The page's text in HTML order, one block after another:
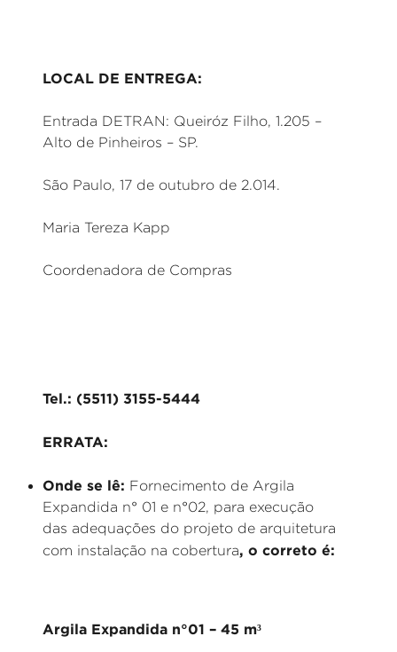
LOCAL DE ENTREGA:
Entrada DETRAN: Queiróz Filho, 1.205 –
Alto de Pinheiros – SP.
São Paulo, 17 de outubro de 2.014.
Maria Tereza Kapp
Coordenadora de Compras
Tel.: (5511) 3155-5444
ERRATA:
Onde se lê: Fornecimento de Argila
Expandida n° 01 e n°02, para execução
das adequações do projeto de arquitetura
com instalação na cobertura, o correto é:
Argila Expandida n°01 – 45 m³